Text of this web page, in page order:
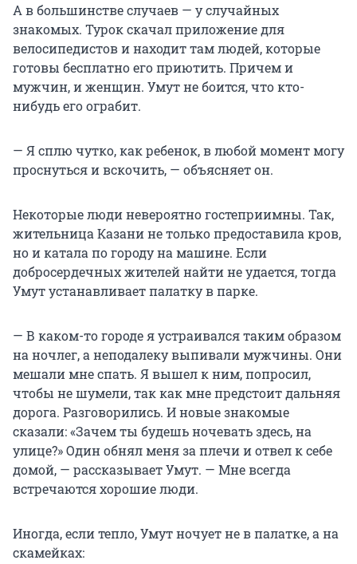
А в большинстве случаев — у случайных
знакомых. Турок скачал приложение для
велосипедистов и находит там людей, которые
готовы бесплатно его приютить. Причем и
мужчин, и женщин. Умут не боится, что кто-
нибудь его ограбит.
— Я сплю чутко, как ребенок, в любой момент могу
проснуться и вскочить, — объясняет он.
Некоторые люди невероятно гостеприимны. Так,
жительница Казани не только предоставила кров,
но и катала по городу на машине. Если
добросердечных жителей найти не удается, тогда
Умут устанавливает палатку в парке.
— В каком-то городе я устраивался таким образом
на ночлег, а неподалеку выпивали мужчины. Они
мешали мне спать. Я вышел к ним, попросил,
чтобы не шумели, так как мне предстоит дальняя
дорога. Разговорились. И новые знакомые
сказали: «Зачем ты будешь ночевать здесь, на
улице?» Один обнял меня за плечи и отвел к себе
домой, — рассказывает Умут. — Мне всегда
встречаются хорошие люди.
Иногда, если тепло, Умут ночует не в палатке, а на
скамейках: